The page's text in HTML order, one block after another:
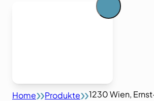
Home Produkte 1230 Wien,